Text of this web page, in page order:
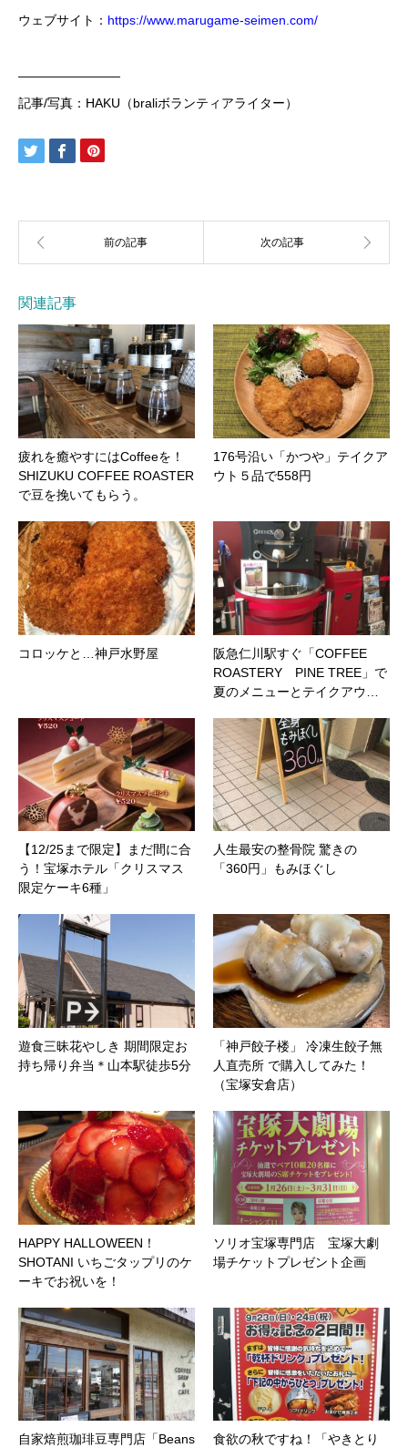
ウェブサイト： https://www.marugame-seimen.com/
————————
記事/写真：HAKU（braliボランティアライター）
関連記事
疲れを癒やすにはCoffeeを！
SHIZUKU COFFEE ROASTER
で豆を挽いてもらう。
176号沿い「かつや」テイクア
ウト５品で558円
コロッケと…神戸水野屋
阪急仁川駅すぐ「COFFEE
ROASTERY PINE TREE」で
夏のメニューとテイクアウ…
【12/25まで限定】まだ間に合
う！宝塚ホテル「クリスマス
限定ケーキ6種」
人生最安の整骨院 驚きの
「360円」もみほぐし
遊食三昧花やしき 期間限定お
持ち帰り弁当＊山本駅徒歩5分
「神戸餃子楼」 冷凍生餃子無
人直売所 で購入してみた！
（宝塚安倉店）
HAPPY HALLOWEEN！
SHOTANI いちごタップリのケ
ーキでお祝いを！
ソリオ宝塚専門店 宝塚大劇
場チケットプレゼント企画
自家焙煎珈琲豆専門店「Beans
食欲の秋ですね！「やきとり